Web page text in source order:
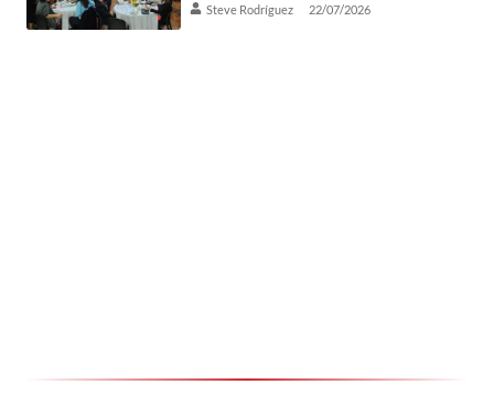
Steve Rodríguez 22/07/2026